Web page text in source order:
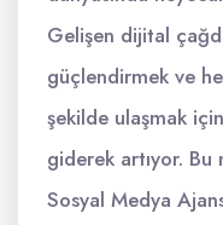
Gelişen dijital
güçlendirmek ve
şekilde ulaşmak
giderek artıyor.
Sosyal Medya